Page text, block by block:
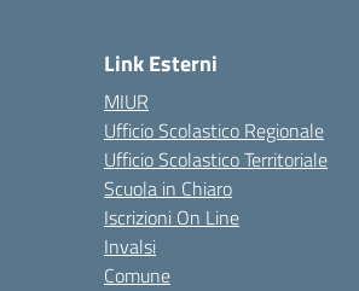
Link Esterni
MIUR
Ufficio Scolastico Regionale
Ufficio Scolastico Territoriale
Scuola in Chiaro
Iscrizioni On Line
Invalsi
Comune